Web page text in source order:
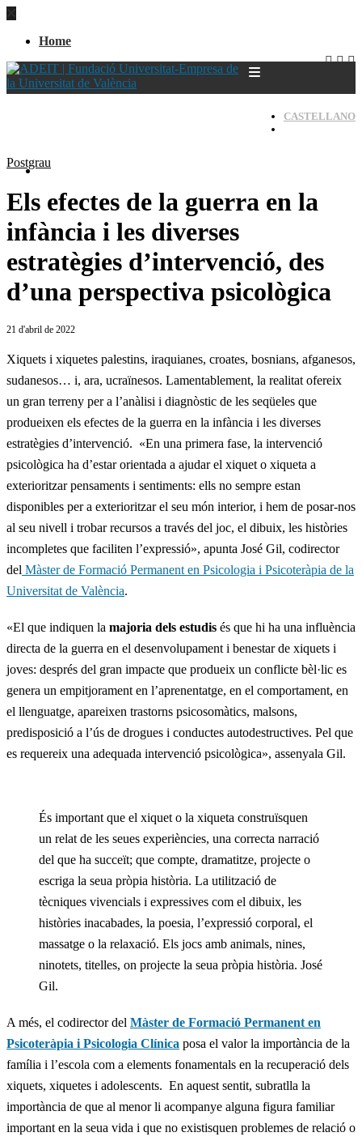
Home
CASTELLANO
Home
Postgrau
Els efectes de la guerra en la
infància i les diverses
estratègies d’intervenció, des
d’una perspectiva psicològica
21 d'abril de 2022
Xiquets i xiquetes palestins, iraquianes, croates, bosnians, afganesos,
sudanesos… i, ara, ucraïnesos. Lamentablement, la realitat ofereix
un gran terreny per a l’anàlisi i diagnòstic de les seqüeles que
produeixen els efectes de la guerra en la infància i les diverses
estratègies d’intervenció. «En una primera fase, la intervenció
psicològica ha d’estar orientada a ajudar el xiquet o xiqueta a
exterioritzar pensaments i sentiments: ells no sempre estan
disponibles per a exterioritzar el seu món interior, i hem de posar-nos
al seu nivell i trobar recursos a través del joc, el dibuix, les històries
incompletes que faciliten l’expressió», apunta José Gil, codirector
del Màster de Formació Permanent en Psicologia i Psicoteràpia de la
Universitat de València.
«El que indiquen la majoria dels estudis és que hi ha una influència
directa de la guerra en el desenvolupament i benestar de xiquets i
joves: després del gran impacte que produeix un conflicte bèl·lic es
genera un empitjorament en l’aprenentatge, en el comportament, en
el llenguatge, apareixen trastorns psicosomàtics, malsons,
predisposició a l’ús de drogues i conductes autodestructives. Pel que
es requereix una adequada intervenció psicològica», assenyala Gil.
És important que el xiquet o la xiqueta construïsquen
un relat de les seues experiències, una correcta narració
del que ha succeït; que compte, dramatitze, projecte o
escriga la seua pròpia història. La utilització de
tècniques vivencials i expressives com el dibuix, les
històries inacabades, la poesia, l’expressió corporal, el
massatge o la relaxació. Els jocs amb animals, nines,
ninotets, titelles, on projecte la seua pròpia història. José
Gil.
A més, el codirector del Màster de Formació Permanent en
Psicoteràpia i Psicologia Clínica posa el valor la importància de la
família i l’escola com a elements fonamentals en la recuperació dels
xiquets, xiquetes i adolescents. En aquest sentit, subratlla la
importància de que al menor li acompanye alguna figura familiar
important en la seua vida i que no existisquen problemes de relació o